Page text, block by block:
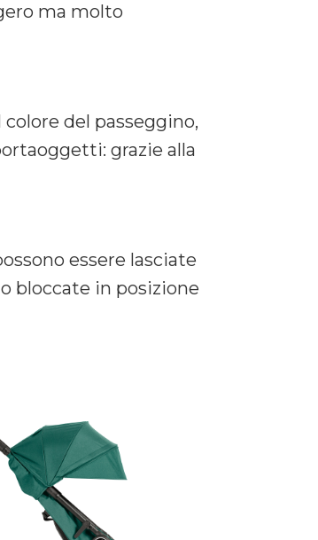
ma molto
del passeggino,
grazie alla
essere lasciate
bloccate in posizione